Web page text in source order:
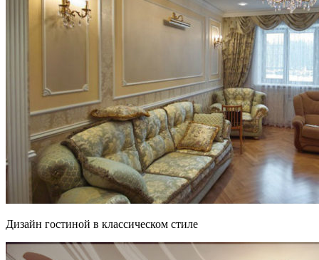
Дизайн гостиной в классическом стиле